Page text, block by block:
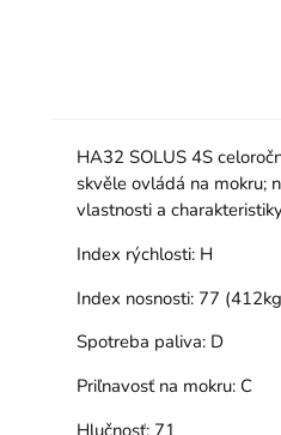
HA32 SOLUS 4S
skvěle ovládá na mokru;
vlastnosti a
Index rýchlosti:H
Index nosnosti:77
Spotreba paliva:D
Priľnavosť na mokru:C